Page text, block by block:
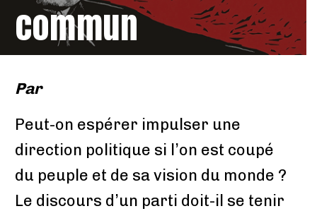
commun
Par
Peut-on espérer impulser une
direction politique si l’on est coupé
du peuple et de sa vision du monde ?
Le discours d’un parti doit-il se tenir